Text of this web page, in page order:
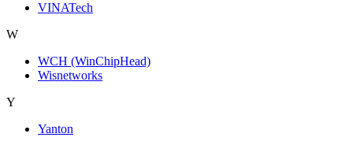
VINATech
W
WCH (WinChipHead)
Wisnetworks
Y
Yanton